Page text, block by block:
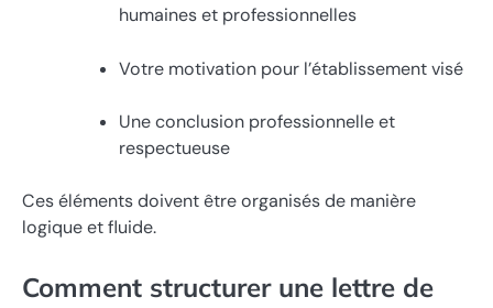
humaines et professionnelles
Votre motivation pour l’établissement visé
Une conclusion professionnelle et
respectueuse
Ces éléments doivent être organisés de manière
logique et fluide.
Comment structurer une lettre de